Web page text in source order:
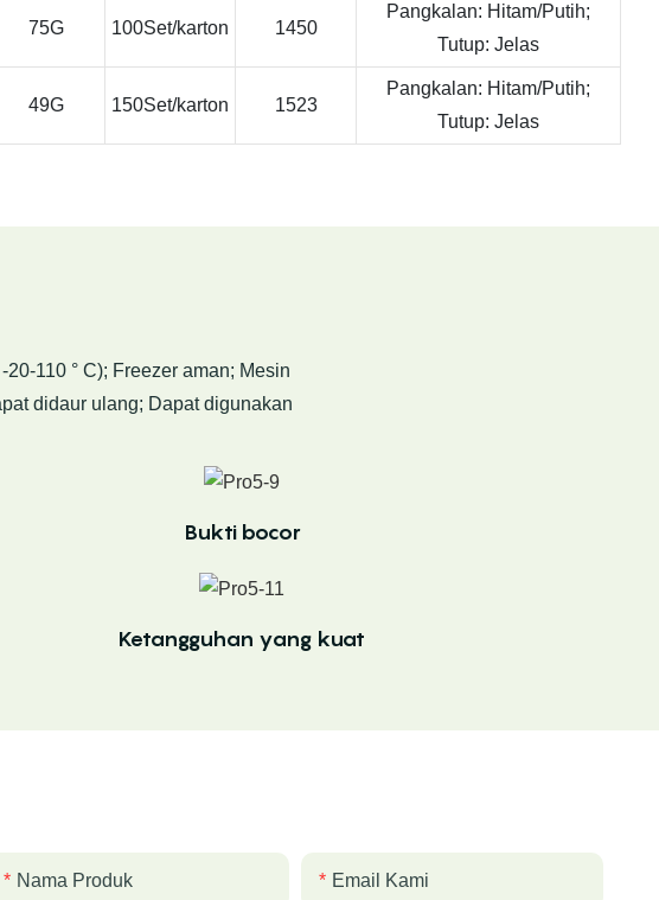
75G 100Set/karton 1450
Pangkalan: Hitam/Putih;
Tutup: Jelas
49G 150Set/karton 1523
Pangkalan: Hitam/Putih;
Tutup: Jelas
110 ° C); Freezer aman; Mesin
didaur ulang; Dapat digunakan
Bukti bocor
Ketangguhan yang kuat
Nama Produk Email Kami